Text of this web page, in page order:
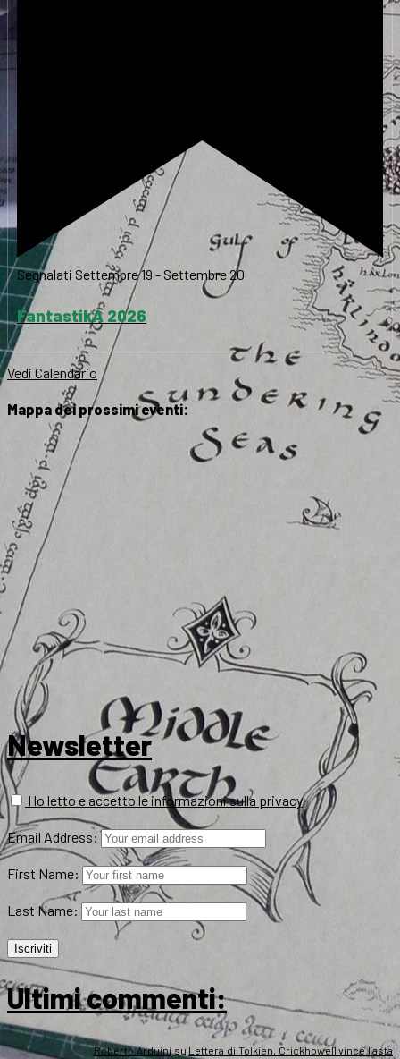
Segnalati Settembre 19 - Settembre 20
FantastikA 2026
Vedi Calendario
Mappa dei prossimi eventi:
Newsletter
Ho letto e accetto le informazioni sulla privacy
Email Address:
First Name:
Last Name:
Ultimi commenti:
Roberto Arduinisu Lettera di Tolkien, Crickhowell vince l’asta